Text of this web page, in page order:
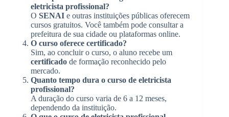
eletricista profissional?
O SENAI e outras instituições públicas oferecem
cursos gratuitos. Você também pode consultar a
prefeitura de sua cidade ou plataformas online.
O curso oferece certificado?
Sim, ao concluir o curso, o aluno recebe um
certificado de formação reconhecido pelo
mercado.
Quanto tempo dura o curso de eletricista
profissional?
A duração do curso varia de 6 a 12 meses,
dependendo da instituição.